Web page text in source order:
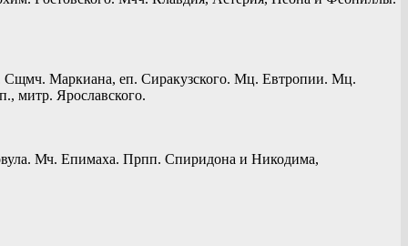
Сщмч. Маркиана, еп. Сиракузского. Мц. Евтропии. Мц.
митр. Ярославского.
Мч. Епимаха. Прпп. Спиридона и Никодима,